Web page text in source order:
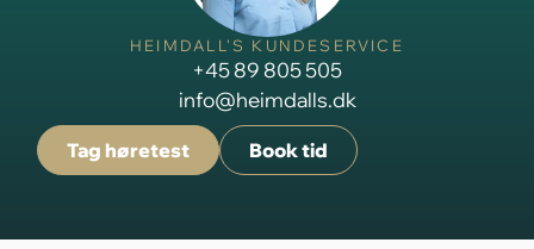
HEIMDALL'S KUNDESERVICE
+45 89 805 505
info@heimdalls.dk
Tag høretest Book tid